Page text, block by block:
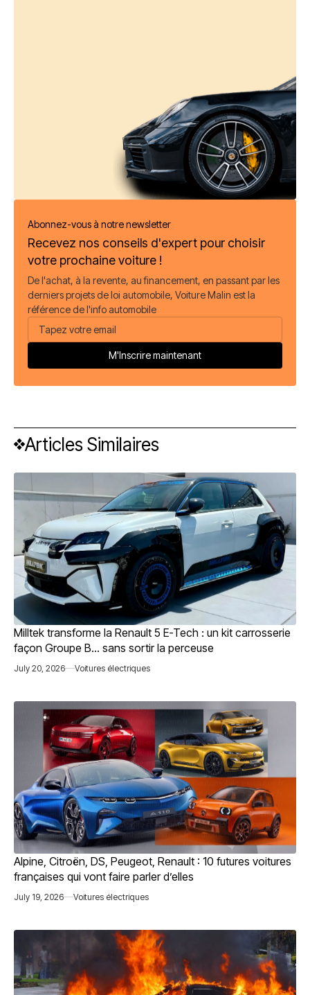
Abonnez-vous à notre newsletter
Recevez nos conseils d'expert pour choisir
votre prochaine voiture !
De l'achat, à la revente, au financement, en passant par les
derniers projets de loi automobile, Voiture Malin est la
référence de l'info automobile
Articles Similaires
Milltek transforme la Renault 5 E-Tech : un kit carrosserie
façon Groupe B… sans sortir la perceuse
July 20, 2026 Voitures électriques
Alpine, Citroën, DS, Peugeot, Renault : 10 futures voitures
françaises qui vont faire parler d’elles
July 19, 2026 Voitures électriques